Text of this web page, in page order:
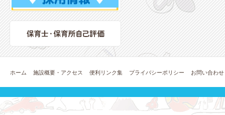
ホーム 施設概要・アクセス 便利リンク集 プライバシーポリシー お問い合わせ